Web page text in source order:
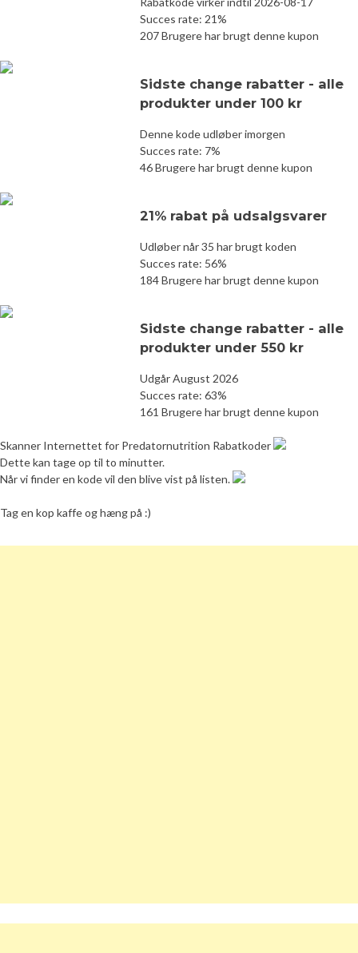
Succes rate: 21%
207 Brugere har brugt denne kupon
Sidste change rabatter - alle
produkter under 100 kr
Denne kode udløber imorgen
Succes rate: 7%
46 Brugere har brugt denne kupon
21% rabat på udsalgsvarer
Udløber når 35 har brugt koden
Succes rate: 56%
184 Brugere har brugt denne kupon
Sidste change rabatter - alle
produkter under 550 kr
Udgår August 2026
Succes rate: 63%
161 Brugere har brugt denne kupon
Skanner Internettet for Predatornutrition Rabatkoder
Dette kan tage op til to minutter.
Når vi finder en kode vil den blive vist på listen.
Tag en kop kaffe og hæng på :)